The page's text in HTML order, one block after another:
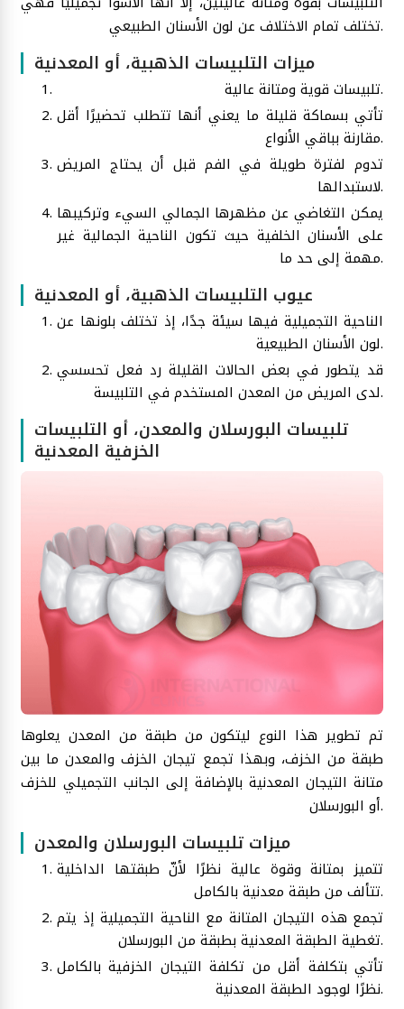
تختلف تمام الاختلاف عن لون الأسنان الطبيعي.
ميزات التلبيسات الذهبية، أو المعدنية
تلبيسات قوية ومتانة عالية.
تأتي بسماكة قليلة ما يعني أنها تتطلب تحضيرًا أقل
مقارنة بباقي الأنواع.
تدوم لفترة طويلة في الفم قبل أن يحتاج المريض
لاستبدالها.
يمكن التغاضي عن مظهرها الجمالي السيء وتركيبها
على الأسنان الخلفية حيث تكون الناحية الجمالية غير
مهمة إلى حد ما.
عيوب التلبيسات الذهبية، أو المعدنية
الناحية التجميلية فيها سيئة جدًا، إذ تختلف بلونها عن
لون الأسنان الطبيعية.
قد يتطور في بعض الحالات القليلة رد فعل تحسسي
لدى المريض من المعدن المستخدم في التلبيسة.
تلبيسات البورسلان والمعدن، أو التلبيسات
الخزفية المعدنية
تم تطوير هذا النوع ليتكون من طبقة من المعدن يعلوها
طبقة من الخزف، وبهذا تجمع تيجان الخزف والمعدن ما بين
متانة التيجان المعدنية بالإضافة إلى الجانب التجميلي للخزف
أو البورسلان.
ميزات تلبيسات البورسلان والمعدن
تتميز بمتانة وقوة عالية نظرًا لأنّ طبقتها الداخلية
تتألف من طبقة معدنية بالكامل.
تجمع هذه التيجان المتانة مع الناحية التجميلية إذ يتم
تغطية الطبقة المعدنية بطبقة من البورسلان.
تأتي بتكلفة أقل من تكلفة التيجان الخزفية بالكامل
نظرًا لوجود الطبقة المعدنية.